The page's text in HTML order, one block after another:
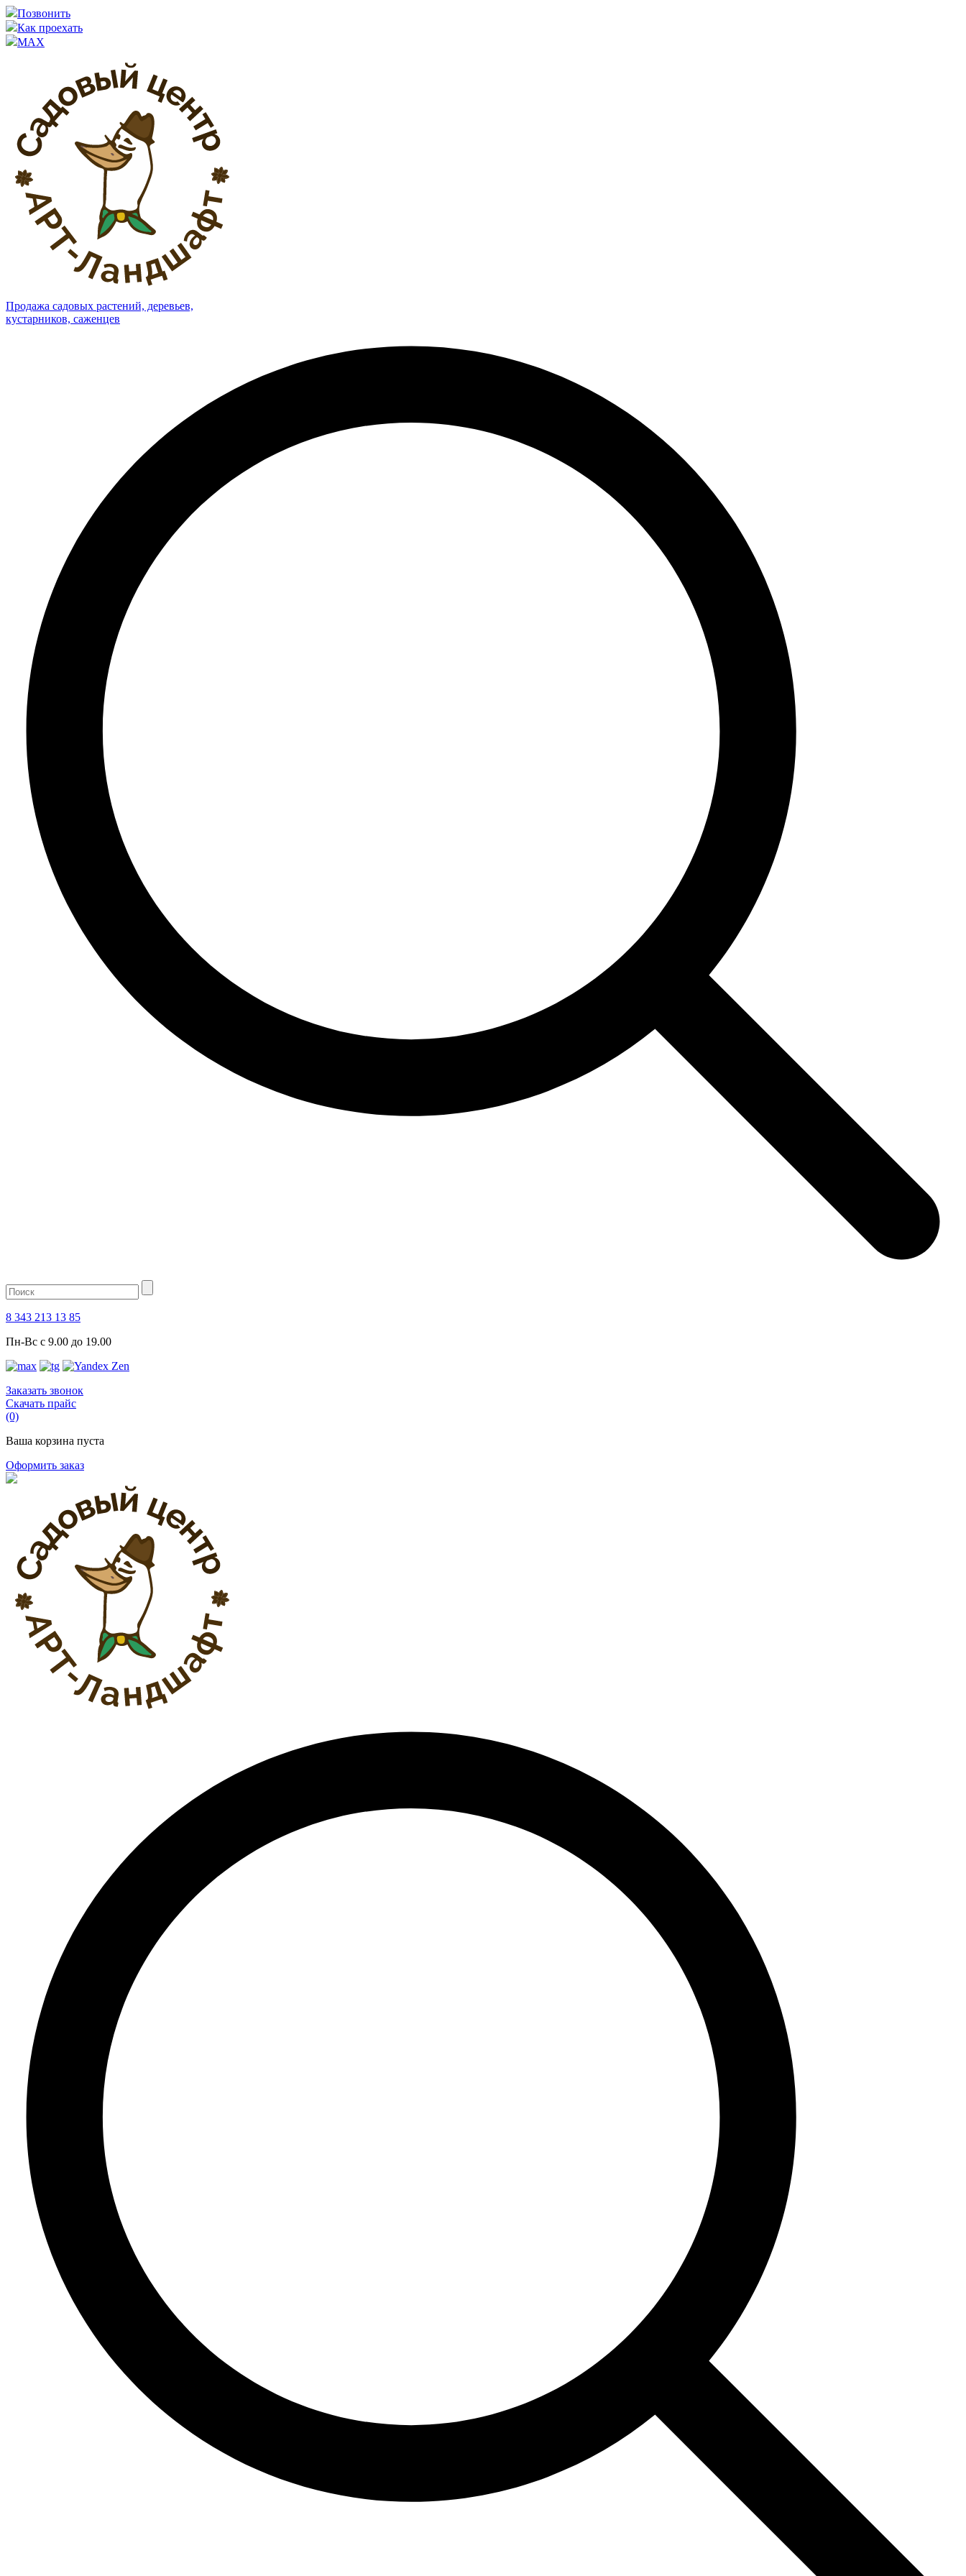
Позвонить
Как проехать
MAX
Продажа садовых растений, деревьев,
кустарников, саженцев
8 343 213 13 85
Пн-Вс с 9.00 до 19.00
Заказать звонок
Скачать прайс
(0)
Ваша корзина пуста
Оформить заказ